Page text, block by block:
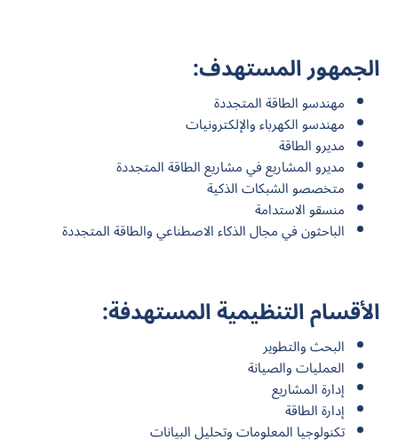
الجمهور المستهدف:
مهندسو الطاقة المتجددة
مهندسو الكهرباء والإلكترونيات
مديرو الطاقة
مديرو المشاريع في مشاريع الطاقة المتجددة
متخصصو الشبكات الذكية
منسقو الاستدامة
الباحثون في مجال الذكاء الاصطناعي والطاقة المتجددة
الأقسام التنظيمية المستهدفة:
البحث والتطوير
العمليات والصيانة
إدارة المشاريع
إدارة الطاقة
تكنولوجيا المعلومات وتحليل البيانات